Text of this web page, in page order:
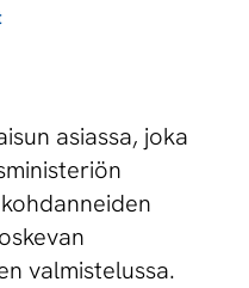
asiassa, joka
valmistelussa.